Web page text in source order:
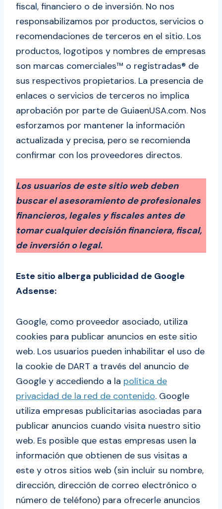
fiscal, financiero o de inversión. No nos
responsabilizamos por productos, servicios o
recomendaciones de terceros en el sitio. Los
productos, logotipos y nombres de empresas
son marcas comerciales™ o registradas® de
sus respectivos propietarios. La presencia de
enlaces o servicios de terceros no implica
aprobación por parte de GuiaenUSA.com. Nos
esforzamos por mantener la información
actualizada y precisa, pero se recomienda
confirmar con los proveedores directos.
Los usuarios de este sitio web deben
buscar el asesoramiento de profesionales
financieros, legales y fiscales antes de
tomar cualquier decisión financiera, fiscal,
de inversión o legal.
Este sitio alberga publicidad de Google
Adsense:
Google, como proveedor asociado, utiliza
cookies para publicar anuncios en este sitio
web. Los usuarios pueden inhabilitar el uso de
la cookie de DART a través del anuncio de
Google y accediendo a la política de
privacidad de la red de contenido. Google
utiliza empresas publicitarias asociadas para
publicar anuncios cuando visita nuestro sitio
web. Es posible que estas empresas usen la
información que obtienen de sus visitas a
este y otros sitios web (sin incluir su nombre,
dirección, dirección de correo electrónico o
número de teléfono) para ofrecerle anuncios